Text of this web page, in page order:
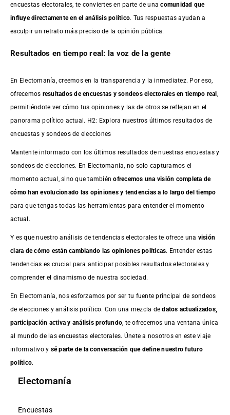
encuestas electorales, te conviertes en parte de unacomunidad que
influye directamente en el análisis político. Tus respuestas ayudan a
esculpir un retrato más preciso de la opinión pública.
Resultados en tiempo real: la voz de la gente
En Electomanía, creemos en la transparencia y la inmediatez. Por eso,
ofrecemos resultados deencuestas y sondeos electorales en tiempo real
permitiéndote ver cómo tus opiniones y las de otros se reflejan en el
panorama político actual. H2: Explora nuestros últimos resultados de
encuestas y sondeos de elecciones
Mantente informado con los últimos resultados de nuestras encuestasy
sondeos de elecciones. En Electomania, no solo capturamos el
momento actual, sino que tambiénofrecemos una visión completa de
cómo han evolucionado las opiniones y tendencias a lo largo del tiempo
para que tengas todas las herramientas para entender el momento
actual.
Y es que nuestro análisis de tendencias electorales te ofrece una visión
clara de cómo están cambiando las opiniones políticas. Entender estas
tendencias es crucial para anticipar posibles resultados electorales y
comprender el dinamismo de nuestra sociedad.
En Electomanía, nos esforzamos por ser tu fuente principal de sondeos
de elecciones y análisis político. Con una mezcla dedatos actualizados,
participación activa y análisis profundo , te ofrecemos una ventana única
al mundo de las encuestas electorales. Únete a nosotros en este viaje
informativo y sé parte de la conversación que define nuestro futuro
político.
Electomanía
Encuestas